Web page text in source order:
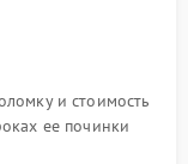
и стоимость
ее починки